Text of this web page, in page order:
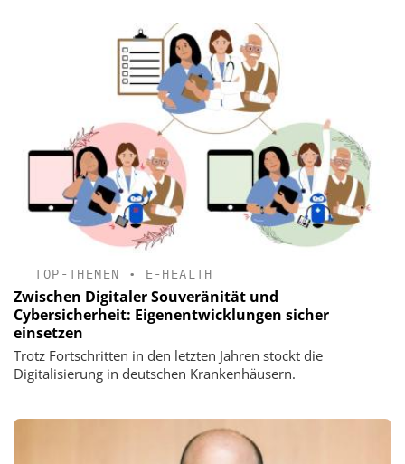
TOP-THEMEN • E-HEALTH
Zwischen Digitaler Souveränität und
Cybersicherheit: Eigenentwicklungen sicher
einsetzen
Trotz Fortschritten in den letzten Jahren stockt die
Digitalisierung in deutschen Krankenhäusern.